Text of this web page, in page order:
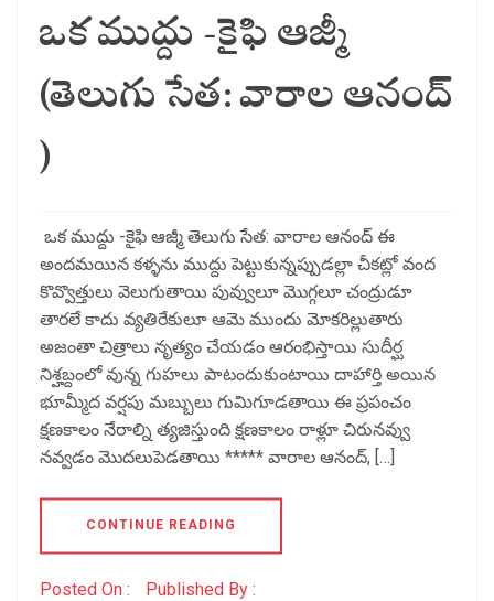
ఒక ముద్దు -కైఫి ఆజ్మీ
(తెలుగు సేత: వారాల ఆనంద్
)
ఒక ముద్దు -కైఫి ఆజ్మీ తెలుగు సేత: వారాల ఆనంద్ ఈ
అందమయిన కళ్ళను ముద్దు పెట్టుకున్నప్పుడల్లా చీకట్లో వంద
కొవ్వొత్తులు వెలుగుతాయి పువ్వులూ మొగ్గలూ చంద్రుడూ
తారలే కాదు వ్యతిరేకులూ ఆమె ముందు మోకరిల్లుతారు
అజంతా చిత్రాలు నృత్యం చేయడం ఆరంభిస్తాయి సుదీర్ఘ
నిశ్హబ్దంలో వున్న గుహలు పాటందుకుంటాయి దాహార్తి అయిన
భూమ్మీద వర్షపు మబ్బులు గుమిగూడతాయి ఈ ప్రపంచం
క్షణకాలం నేరాల్ని త్యజిస్తుంది క్షణకాలం రాళ్లూ చిరునవ్వు
నవ్వడం మొదలుపెడతాయి ***** వారాల ఆనంద్, […]
CONTINUE READING
Posted On : Published By :